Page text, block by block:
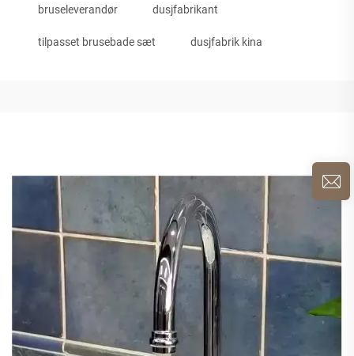
bruseleverandør dusjfabrikant
tilpasset brusebade sæt dusjfabrik kina